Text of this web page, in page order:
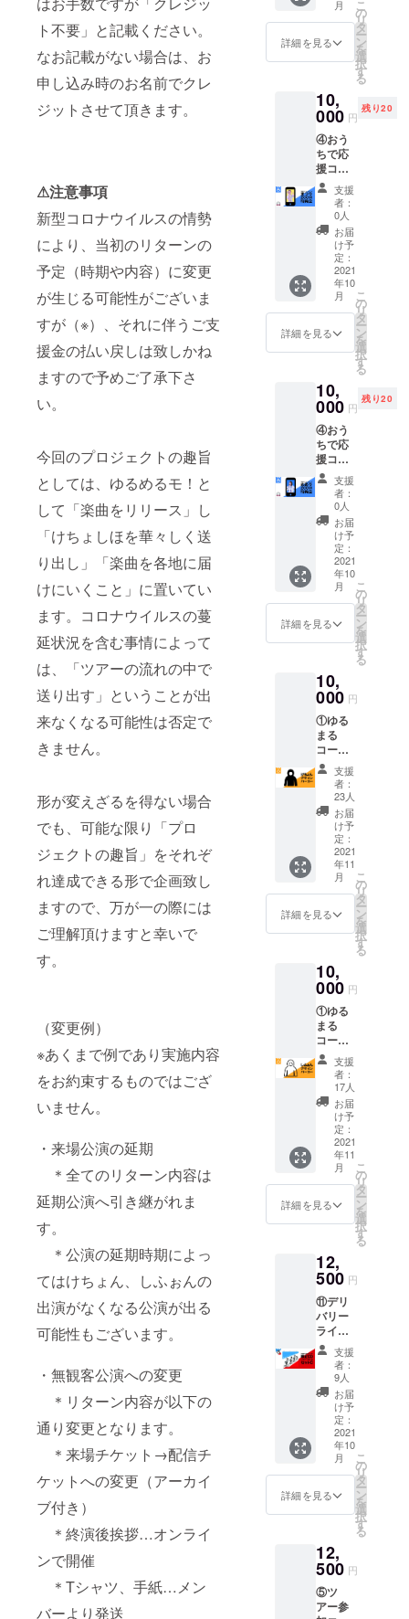
ト不要」と記載ください。
なお記載がない場合は、お
申し込み時のお名前でクレ
ジットさせて頂きます。
⚠︎注意事項
新型コロナウイルスの情勢
により、当初のリターンの
予定（時期や内容）に変更
が生じる可能性がございま
すが（※）、それに伴うご支
援金の払い戻しは致しかね
ますので予めご了承下さ
い。
今回のプロジェクトの趣旨
としては、ゆるめるモ！と
して「楽曲をリリース」し
「けちょしほを華々しく送
り出し」「楽曲を各地に届
けにいくこと」に置いてい
ます。コロナウイルスの蔓
延状況を含む事情によって
は、「ツアーの流れの中で
送り出す」ということが出
来なくなる可能性は否定で
きません。
形が変えざるを得ない場合
でも、可能な限り「プロ
ジェクトの趣旨」をそれぞ
れ達成できる形で企画致し
ますので、万が一の際には
ご理解頂けますと幸いで
す。
（変更例）
※あくまで例であり実施内容
をお約束するものではござ
いません。
・来場公演の延期
＊全てのリターン内容は
延期公演へ引き継がれま
す。
＊公演の延期時期によっ
てはけちょん、しふぉんの
出演がなくなる公演が出る
可能性もございます。
・無観客公演への変更
＊リターン内容が以下の
通り変更となります。
＊来場チケット→配信チ
ケットへの変更（アーカイ
ブ付き）
＊終演後挨拶…オンライ
ンで開催
＊Tシャツ、手紙…メン
バーより発送
お名前
でクレ
ジット
させて
頂きま
頂きま
す。
ます。
予めご
い。 ※
万が
一、ツ
アーが
延期、
中止
等、内
容に変
更が
あった
場合で
も本イ
ベント
は実施
致しま
支援金
の払い
致しか
ねます
ので予
めご了
承くだ
さい。
※本公演
が延期
などに
なった
場合、
特典会
の実施
が先に
なる可
能性が
ありま
す。 ※
万が
該サー
ビスが
終了し
た際に
は、類
似の別
サービ
スに切
り替え
て実施
となり
ます。 -
-申込時
のお願
い-- ※備
考欄に
以下を
ご記載
くださ
1.写メ
に記載
する宛
名 2.
クレ
ジット
に載せ
る名前
を入れ
てくだ
さい。
クレ
ジット
不要な
方はお
手数で
すが
「クレ
と記載
くださ
い。記
載がな
い場合
は、お
申し込
み時の
お名前
でクレ
ジット
させて
頂きま
す。
よりお
ます。
URLは1
目安に
お送り
致しま
す。 ※
ご支援
者さま
のご都
合で参
加でき
なかっ
た場
合、日
程の振
替や返
ます。
予めご
い。 ※
万が
一、ツ
アーが
延期、
中止
等、内
容に変
更が
あった
場合で
も本イ
ベント
は実施
致しま
支援金
の払い
致しか
ねます
ので予
めご了
承くだ
さい。
※本公演
が延期
などに
なった
場合、
特典会
の実施
が先に
なる可
能性が
ありま
す。 ※
万が
該サー
ビスが
終了し
た際に
は、類
似の別
サービ
スに切
り替え
て実施
となり
ます。 -
-申込時
のお願
い-- ※備
考欄に
以下を
ご記載
くださ
1.写メ
に記載
する宛
名 2.
クレ
ジット
に載せ
る名前
を入れ
てくだ
さい。
クレ
ジット
不要な
方はお
手数で
すが
「クレ
と記載
くださ
い。記
載がな
い場合
M特典
会日
程】
2021/10
21:00
内で調
整 --注
意事
項・補
足--
※ZOOM
特典会
URL
は、
CAMPF
IREメッ
セージ
よりお
送りさ
ただき
ます。
前まで
にお送
り致し
ます。
システ
ムの都
合上直
前とな
る可能
性がご
ざいま
す。 ※
ご支援
者さま
加でき
なかっ
程の振
替や返
金は致
しかね
ます。
予めご
了承く
ださ
い。 ※
万が
一、ツ
アーが
延期、
中止
等、内
更が
あった
も本イ
ベント
は実施
致しま
す。ご
支援金
の払い
戻しは
致しか
ねます
ので予
めご了
承くだ
さい。
※本公演
が延期
などに
なった
場合、
の実施
が先に
なる可
能性が
ありま
す。 ※
万が
一、当
該サー
ビスが
終了し
た際に
は、類
似の別
サービ
スに切
り替え
て実施
となり
-申込時
のお願
い-- ※備
考欄に
以下を
す。 ・
ZOOM
特典会
出来て
から）
ます。
・当日
撮った
写メに
宛名を
入れて
メール
でお送
りしま
す。
【ZOO
M特典
会日
程】
2021/10
21:00
内で調
整 --注
意事
項・補
足--
※ZOOM
特典会
URL
は、
CAMPF
IREメッ
セージ
よりお
送りし
URLは1
週間前
お送り
致しま
す。 ※
ご支援
者さま
のご都
合で参
加でき
なかっ
た場
合、日
程の振
替や返
金は致
予めご
了承く
万が
一、ツ
アーが
延期、
中止
等、内
容に変
更が
あった
場合で
も本イ
ベント
は実施
致しま
す。ご
の払い
戻しは
ねます
ので予
めご了
承くだ
さい。
※本公演
が延期
などに
なった
場合、
特典会
の実施
が先に
なる可
能性が
ありま
す。 ※
万が
一、当
ビスが
終了し
た際に
は、類
似の別
特典会
・ゆる
める
モ！メ
らのお
礼メッ
セージ
送信(写
真デー
タ付き)
・Zepp
公演の
アーカ
イブ映
像デー
タを後
日お送
りしま
す。 ・
ZOOM
特典会
出来て
から）
ます。
・当日
撮った
写メに
宛名を
入れて
メール
でお送
りしま
す。
【ZOO
M特典
会日
程】
2021/10
21:00
内で調
整 -注意
事項・
補足--
※ZOOM
特典会
URL
は、
CAMPF
IREメッ
セージ
よりお
送りさ
せてい
ます。
URLは
開始5分
にお送
り致し
ます。
システ
ムの都
合上直
前とな
る可能
性がご
ざいま
す。 ※
ご支援
者さま
のご都
なかっ
た場
替や返
金は致
しかね
ます。
予めご
了承く
ださ
い。 ※
万が
一、ツ
アーが
延期、
中止
等、内
容に変
あった
場合で
ベント
は実施
致しま
す。ご
支援金
月
詳細を見る
こ
の
リ
タ
ー
ン
を
選
択
す
る
10,
000 円
残り20
④おう
ちで応
援コー
ス：
Zepp
アーカ
イブ映
像＋
［まつ
り］
ZOOM
特典会
・ゆる
める
モ！メ
らのお
礼メッ
セージ
送信(写
真デー
タ付き)
・Zepp
公演の
アーカ
イブ映
像デー
タを後
日お送
りしま
す。 ・
ZOOM
特典会
出来て
から）
ます。
・当日
撮った
写メに
宛名を
入れて
メール
でお送
りしま
す。
【ZOO
M特典
会日
程】
2021/10
21:00
内で調
整 --注
意事
項・補
足--
※ZOOM
特典会
URL
は、
CAMPF
IREメッ
セージ
よりお
送りさ
ただき
ます。
前まで
にお送
り致し
ます。
システ
ムの都
合上直
前とな
る可能
性がご
ざいま
す。 ※
ご支援
者さま
加でき
なかっ
程の振
替や返
金は致
しかね
ます。
支援
者：
0人
お届
け予
定：
2021
年10
月
詳細を見る
こ
の
リ
タ
ー
ン
を
選
択
す
る
10,
000 円
残り20
④おう
ちで応
援コー
ス：
Zepp
アーカ
イブ映
像＋
［めあ
り］
ZOOM
特典会
・ゆる
める
モ！メ
らのお
礼メッ
セージ
送信(写
真デー
タ付き)
・Zepp
公演の
アーカ
イブ映
像デー
タを後
日お送
りしま
す。 ・
ZOOM
特典会
出来て
から）
ます。
・当日
撮った
写メに
宛名を
入れて
メール
でお送
りしま
す。
【ZOO
M特典
会日
程】
2021/10
21:00
内で調
整 -注意
事項・
補足--
※ZOOM
特典会
URL
は、
CAMPF
IREメッ
セージ
よりお
送りさ
せてい
ます。
URLは
開始5分
にお送
り致し
ます。
システ
ムの都
支援
者：
0人
お届
け予
定：
2021
年10
月
詳細を見る
こ
の
リ
タ
ー
ン
を
選
択
す
る
10,
000 円
①ゆる
まる
コー
ス：
「『け
ちょ
ん』デ
ザイン
パー
カー」
・ゆる
める
モ！メ
ンバー
全員か
セージ
送信(写
真デー
タ付き)
・クラ
ウド
ファン
ディン
グ限定
「け
ちょ
ん」デ
ザイン
パー
カー ※
ただい
まけ
中。8月
中旬に
定！ --
注意事
項・補
足-- ※こ
のリ
ターン
に付き
まして
はデー
タの送
付を
持って
完了と
なりま
が延
期、中
止等、
内容に
変更が
支援
者：
23人
お届
け予
定：
2021
年11
月
詳細を見る
こ
の
リ
タ
ー
ン
を
選
択
す
る
10,
000 円
①ゆる
まる
コー
ス：
「『し
ふぉ
ん』デ
ザイン
パー
カー」
・ゆる
める
モ！メ
ンバー
全員か
セージ
送信(写
真デー
タ付き)
・クラ
ウド
ファン
ディン
グ限定
「し
ふぉ
ん」デ
ザイン
パー
カー ※
ただい
まし
中。8月
中旬に
定！ --
注意事
支援
者：
17人
お届
け予
定：
2021
年11
月
詳細を見る
こ
の
リ
タ
ー
ン
を
選
択
す
る
12,
500 円
⑪デリ
バリー
ライフ
セイ
バー
コー
ス：ク
ラウド
ファン
ディン
グ限定
CD+ツ
アー
グッズ
セットC
ラウド
ファン
ディン
グ限定
ジャケ2
支援
者：
9人
お届
け予
定：
2021
年10
月
詳細を見る
こ
の
リ
タ
ー
ン
を
選
択
す
る
12,
500 円
⑤ツ
アー参